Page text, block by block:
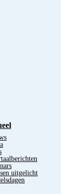
uitgelicht